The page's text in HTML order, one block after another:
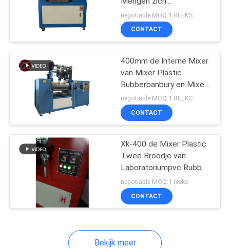
Molensilicone het
Mengen zich
Molenlaboratorium
Molen
negotiable MOQ:1 REEKS
CONTACT
400mm de Interne Mixer
van Mixer Plastic
Rubberbanbury en Mixer
van de Metaal de
Ceramische Kneder
negotiable MOQ:1 REEKS
CONTACT
Xk-400 de Mixer Plastic
Twee Broodje van
Laboratoriumpvc Rubber
het Mengen zich
Molenmachine
negotiable MOQ:1 reeks
CONTACT
Bekijk meer